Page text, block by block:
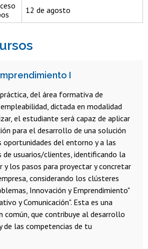
12 de agosto
I
del área formativa de
dictada en modalidad
el estudiante será capaz de aplicar
para el desarrollo de una solución
oportunidades del entorno y a las
de usuarios/clientes, identificando la
y los pasos para proyectar y concretar
considerando los clústeres
Innovación y Emprendimiento"
y Comunicación". Esta es una
común, que contribuye al desarrollo
de las competencias de tu